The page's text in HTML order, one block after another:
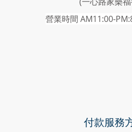
營業時間 AM11:00-
付款服務